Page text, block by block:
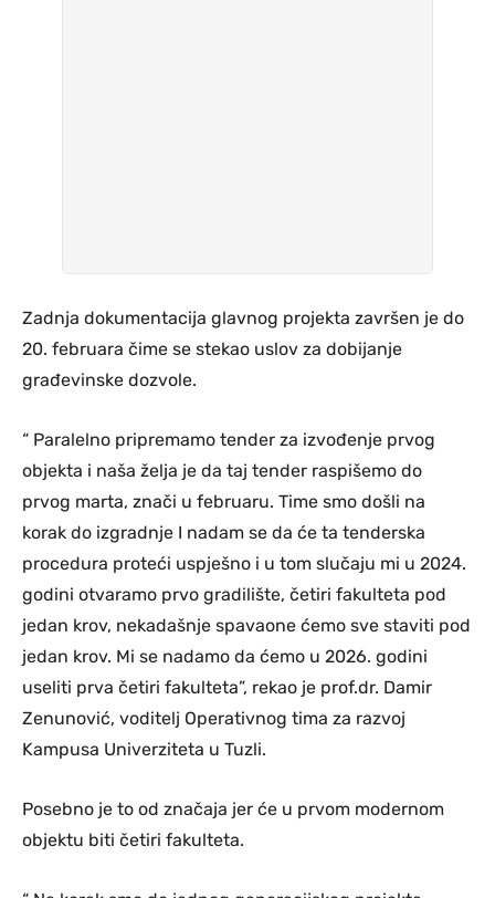
Zadnja dokumentacija glavnog projekta završen je do
20. februara čime se stekao uslov za dobijanje
građevinske dozvole.
“ Paralelno pripremamo tender za izvođenje prvog
objekta i naša želja je da taj tender raspišemo do
prvog marta, znači u februaru. Time smo došli na
korak do izgradnje I nadam se da će ta tenderska
procedura proteći uspješno i u tom slučaju mi u 2024.
godini otvaramo prvo gradilište, četiri fakulteta pod
jedan krov, nekadašnje spavaone ćemo sve staviti pod
jedan krov. Mi se nadamo da ćemo u 2026. godini
useliti prva četiri fakulteta”, rekao je prof.dr. Damir
Zenunović, voditelj Operativnog tima za razvoj
Kampusa Univerziteta u Tuzli.
Posebno je to od značaja jer će u prvom modernom
objektu biti četiri fakulteta.